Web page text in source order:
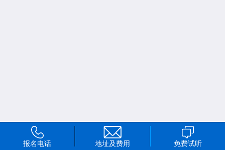
报名电话 地址及费用 免费试听